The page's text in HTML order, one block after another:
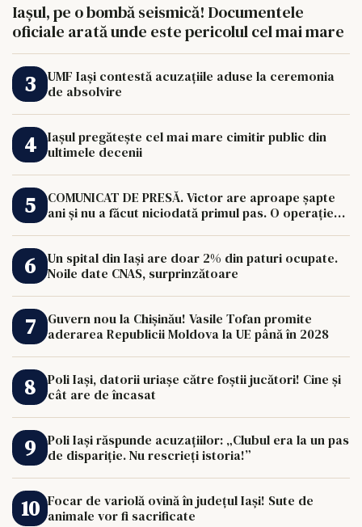
Iașul, pe o bombă seismică! Documentele
oficiale arată unde este pericolul cel mai mare
UMF Iași contestă acuzațiile aduse la ceremonia
de absolvire
Iașul pregătește cel mai mare cimitir public din
ultimele decenii
COMUNICAT DE PRESĂ. Victor are aproape șapte
ani și nu a făcut niciodată primul pas. O operație
Un spital din Iași are doar 2% din paturi ocupate.
Noile date CNAS, surprinzătoare
Guvern nou la Chișinău! Vasile Tofan promite
aderarea Republicii Moldova la UE până în 2028
Poli Iași, datorii uriașe către foștii jucători! Cine și
cât are de încasat
Poli Iași răspunde acuzațiilor: „Clubul era la un pas
de dispariție. Nu rescrieți istoria!”
Focar de variolă ovină în județul Iași! Sute de
animale vor fi sacrificate